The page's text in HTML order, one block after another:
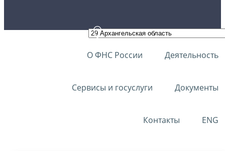
О ФНС России Деятельность
Сервисы и госуслуги Документы
Контакты ENG